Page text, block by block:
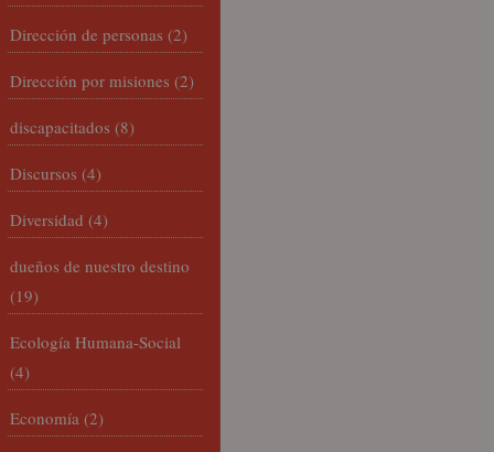
Dirección de personas (2)
Dirección por misiones (2)
discapacitados (8)
Discursos (4)
Diversidad (4)
dueños de nuestro destino
(19)
Ecología Humana-Social
(4)
Economía (2)